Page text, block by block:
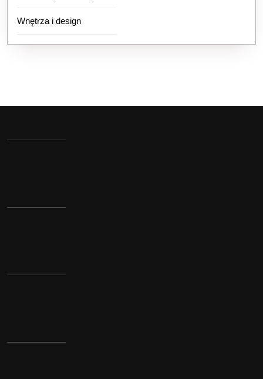
Wnętrza i design